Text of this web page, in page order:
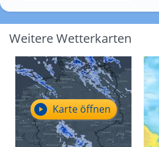
Weitere Wetterkarten
Karte öffnen